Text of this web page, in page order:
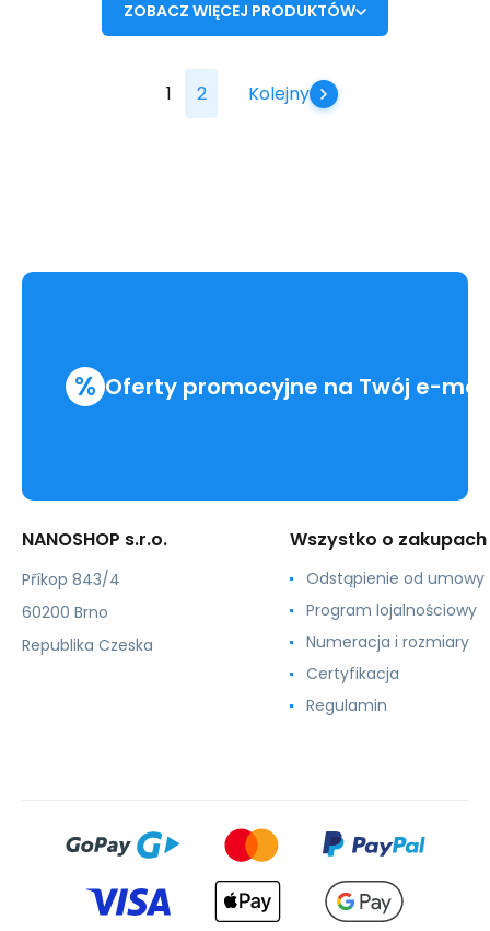
ZOBACZ WIĘCEJ PRODUKTÓW
1 2 Kolejny
% Oferty promocyjne na Twój e-mail
NANOSHOP s.r.o.
Příkop 843/4
60200 Brno
Republika Czeska
Wszystko o zakupach
Odstąpienie od umowy
Program lojalnościowy
Numeracja i rozmiary
Certyfikacja
Regulamin